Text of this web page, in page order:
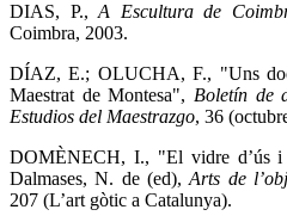
DIAS, P.,A Escultura de
Coimbra, 2003.
DÍAZ, E.; OLUCHA, F., "Uns
Maestrat de Montesa", Boletín de
Estudios del Maestrazgo, 36
DOMÈNECH, I., "El vidre d’ús i
Dalmases, N. de (ed),Arts de
207 (L’art gòtic a Catalunya).